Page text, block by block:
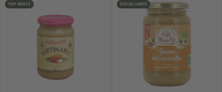
TOP VENTE STOCK LIMITÉ